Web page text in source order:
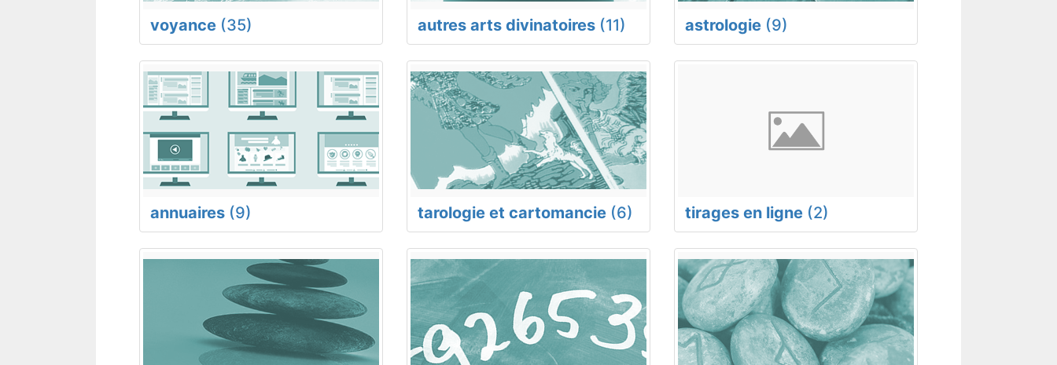
voyance (35) autres arts divinatoires (11) astrologie (9)
annuaires (9) tarologie et cartomancie (6) tirages en ligne (2)